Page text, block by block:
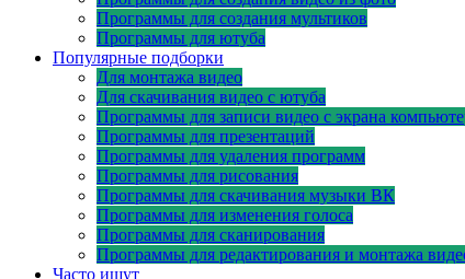
Программы для создания мультиков
Программы для ютуба
Популярные подборки
Для монтажа видео
Для скачивания видео с ютуба
Программы для записи видео с экрана
Программы для презентаций
Программы для удаления программ
Программы для рисования
Программы для скачивания музыки ВК
Программы для изменения голоса
Программы для сканирования
Программы для редактирования и монтажа
Часто ищут